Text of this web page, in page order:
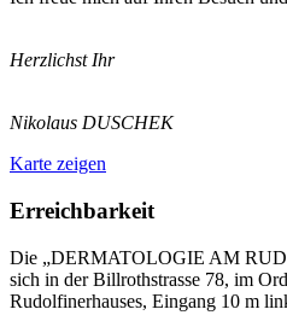
Herzlichst Ihr
Nikolaus DUSCHEK
Karte zeigen
Erreichbarkeit
Die „DERMATOLOGIE AM
sich in der Billrothstrasse 78, im
Rudolfinerhauses, Eingang 10 m